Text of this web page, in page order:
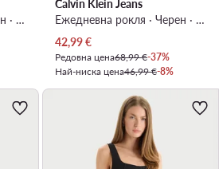
Ежедневна рокля · Черен · Мини
Calvin Klein Jeans
Ежедневна рокля · Черен · Мини
Актуална цена
42,99€
Редовна цена68,99 €-37%
Най-ниска цена46,99 €-8%